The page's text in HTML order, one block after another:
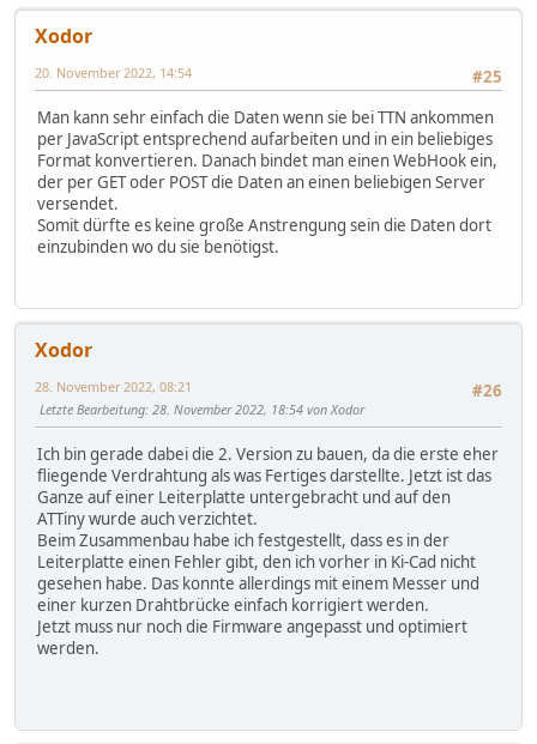
Xodor
#25
20. November 2022, 14:54
Man kann sehr einfach die Daten wenn sie bei TTN ankommen
per JavaScript entsprechend aufarbeiten und in ein beliebiges
Format konvertieren. Danach bindet man einen WebHook ein,
der per GET oder POST die Daten an einen beliebigen Server
versendet.
Somit dürfte es keine große Anstrengung sein die Daten dort
einzubinden wo du sie benötigst.
Xodor
#26
28. November 2022, 08:21
Letzte Bearbeitung: 28. November 2022, 18:54 von Xodor
Ich bin gerade dabei die 2. Version zu bauen, da die erste eher
fliegende Verdrahtung als was Fertiges darstellte. Jetzt ist das
Ganze auf einer Leiterplatte untergebracht und auf den
ATTiny wurde auch verzichtet.
Beim Zusammenbau habe ich festgestellt, dass es in der
Leiterplatte einen Fehler gibt, den ich vorher in Ki-Cad nicht
gesehen habe. Das konnte allerdings mit einem Messer und
einer kurzen Drahtbrücke einfach korrigiert werden.
Jetzt muss nur noch die Firmware angepasst und optimiert
werden.